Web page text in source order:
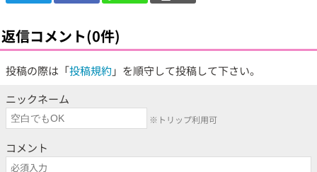
返信コメント(0件)
投稿の際は「投稿規約 」を順守して投稿して下さい。
ニックネーム
※トリップ利用可
コメント